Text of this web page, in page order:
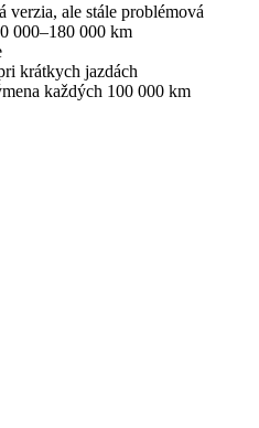
ale stále problémová
000–180 000 km
krátkych jazdách
každých 100 000 km